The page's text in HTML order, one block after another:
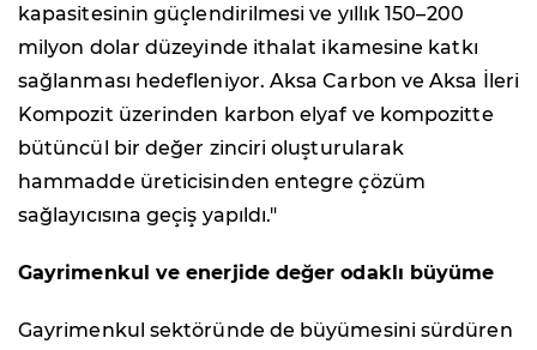
kapasitesinin güçlendirilmesi ve yıllık 150–200
milyon dolar düzeyinde ithalat ikamesine katkı
sağlanması hedefleniyor. Aksa Carbon ve Aksa İleri
Kompozit üzerinden karbon elyaf ve kompozitte
bütüncül bir değer zinciri oluşturularak
hammadde üreticisinden entegre çözüm
sağlayıcısına geçiş yapıldı."
Gayrimenkul ve enerjide değer odaklı büyüme
Gayrimenkul sektöründe de büyümesini sürdüren